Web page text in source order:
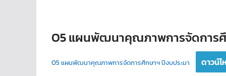
O5 แผนพัฒนาคุณภาพการจัดการ
O5 แผนพัฒนาคุณภาพการจัดการศึกษาฯ ปีงบประมา ดาวน์โ